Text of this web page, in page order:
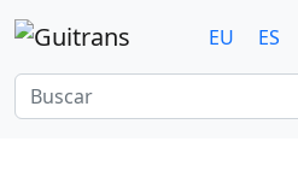
Continuar al contenido principal
EU
ES